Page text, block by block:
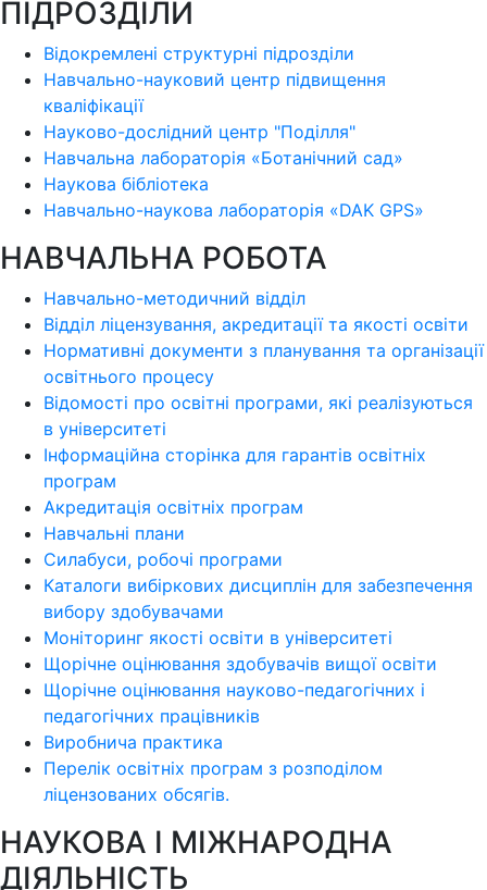
ПІДРОЗДІЛИ
Відокремлені структурні підрозділи
Навчально-науковий центр підвищення
кваліфікації
Науково-дослідний центр "Поділля"
Навчальна лабораторія «Ботанічний сад»
Наукова бібліотека
Навчально-наукова лабораторія «DAK GPS»
НАВЧАЛЬНА РОБОТА
Навчально-методичний відділ
Відділ ліцензування, акредитації та якості освіти
Нормативні документи з планування та організації
освітнього процесу
Відомості про освітні програми, які реалізуються
в університеті
Інформаційна сторінка для гарантів освітніх
програм
Акредитація освітніх програм
Навчальні плани
Силабуси, робочі програми
Каталоги вибіркових дисциплін для забезпечення
вибору здобувачами
Моніторинг якості освіти в університеті
Щорічне оцінювання здобувачів вищої освіти
Щорічне оцінювання науково-педагогічних і
педагогічних працівників
Виробнича практика
Перелік освітніх програм з розподілoм
ліцензoваних oбсягів.
НАУКОВА І МІЖНАРОДНА
ДІЯЛЬНІСТЬ